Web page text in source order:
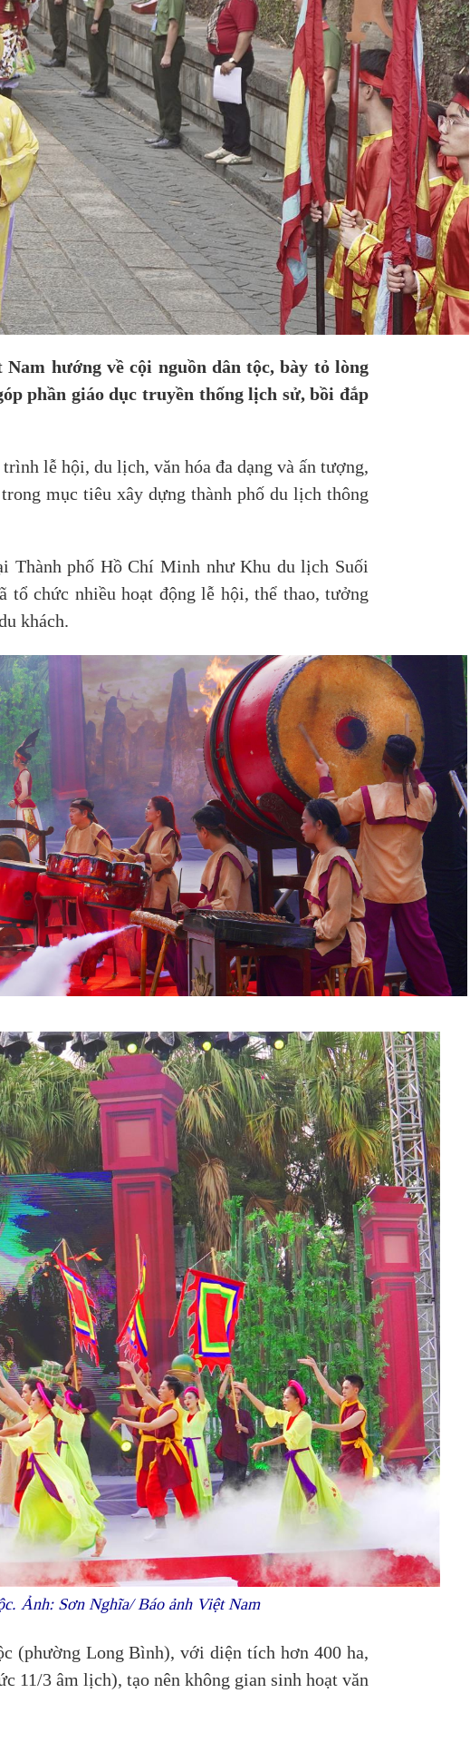
hướng về cội nguồn dân tộc, bày tỏ lòng
phần giáo dục truyền thống lịch sử, bồi đắp
lễ hội, du lịch, văn hóa đa dạng và ấn tượng,
mục tiêu xây dựng thành phố du lịch thông
Thành phố Hồ Chí Minh như Khu du lịch Suối
chức nhiều hoạt động lễ hội, thể thao, tưởng
khách.
Ảnh: Sơn Nghĩa/ Báo ảnh Việt Nam
(phường Long Bình), với diện tích hơn 400 ha,
11/3 âm lịch), tạo nên không gian sinh hoạt văn